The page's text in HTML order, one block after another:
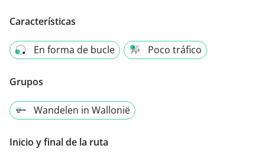
Características
En forma de bucle Poco tráfico
Grupos
Wandelen in Wallonië
Inicio y final de la ruta